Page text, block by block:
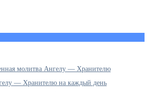
молитва Ангелу — Хранителю
— Хранителю на каждый день